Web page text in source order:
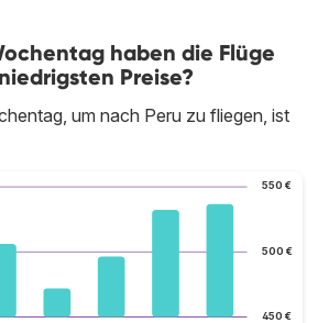
haben die Flüge
Preise?
um nach Peru zu fliegen, ist
450 €
500 €
550 €